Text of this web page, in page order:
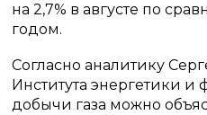
на 2,7% в августе по
годом.
Согласно аналитику
Института энергетики
добычи газа можно